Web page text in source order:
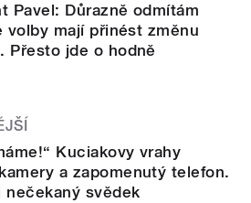
Pavel: Důrazně odmítám
volby mají přinést změnu
Přesto jde o hodně
Kuciakovy vrahy
a zapomenutý telefon.
nečekaný svědek